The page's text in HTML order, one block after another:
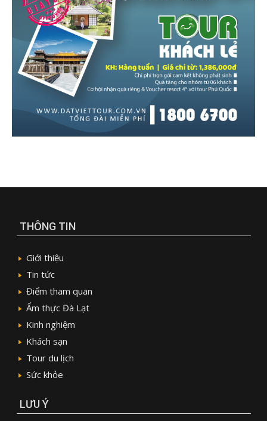
THÔNG TIN
Giới thiệu
Tin tức
Điểm tham quan
Ẩm thực Đà Lạt
Kinh nghiệm
Khách sạn
Tour du lịch
Sức khỏe
LƯU Ý